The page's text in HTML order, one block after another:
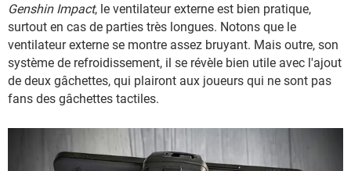
Genshin Impact, le ventilateur externe est bien pratique,
surtout en cas de parties très longues. Notons que le
ventilateur externe se montre assez bruyant. Mais outre, son
système de refroidissement, il se révèle bien utile avec l'ajout
de deux gâchettes, qui plairont aux joueurs qui ne sont pas
fans des gâchettes tactiles.